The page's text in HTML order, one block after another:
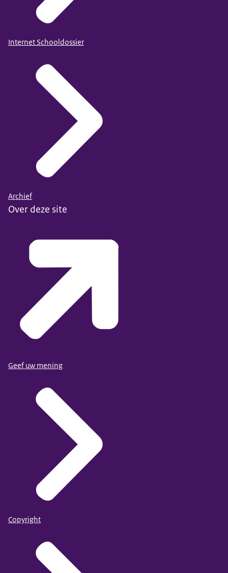
Internet Schooldossier
Archief
Over deze site
Geef uw mening
Copyright